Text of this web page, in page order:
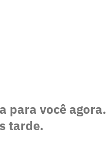
para você agora.
tarde.